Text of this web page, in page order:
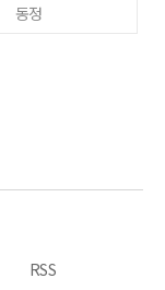
동정
RSS